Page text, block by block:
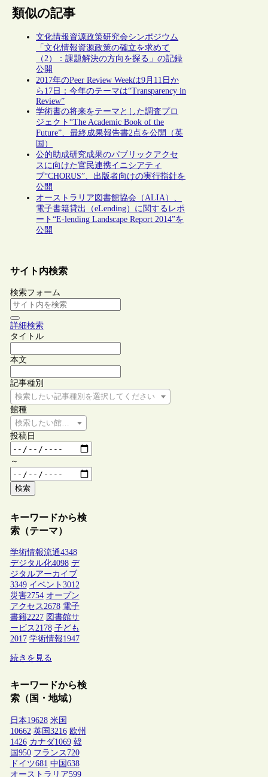
類似の記事
文化情報資源政策研究会シンポジウム
「文化情報資源政策の確立を求めて
（2）：課題解決の方向を探る」の記録
公開
2017年のPeer Review Weekは9月11日か
ら17日：今年のテーマは“Transparency in
Review”
学術書の将来をテーマとした調査プロ
ジェクト“The Academic Book of the
Future”、最終成果報告書2点を公開（英
国）
公的助成研究成果のパブリックアクセ
スに向けた官民連携イニシアティ
ブ“CHORUS”、出版者向けの実行指針を
公開
オーストラリア図書館協会（ALIA）、
電子書籍貸出（eLending）に関するレポ
ート“E-lending Landscape Report 2014”を
公開
サイト内検索
検索フォーム
詳細検索
タイトル
本文
記事種別
検索したい記事種別を選択してください
館種
検索したい館種を選択してください
投稿日
～
検索
キーワードから検
索（テーマ）
学術情報流通4348
デジタル化4098 デ
ジタルアーカイブ
3349 イベント 3012
災害2754 オープン
アクセス2678 電子
書籍2227 図書館サ
ービス2178 子ども
2017 学術情報1947
続きを見る
キーワードから検
索（国・地域）
日本19628 米国
10662 英国3216 欧州
1426 カナダ1069 韓
国950 フランス 720
ドイツ681 中国638
オーストラリア599